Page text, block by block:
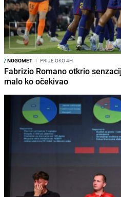
/NOGOMET I PRIJE OKO 4H
Fabrizio Romano otkrio
malo ko očekivao